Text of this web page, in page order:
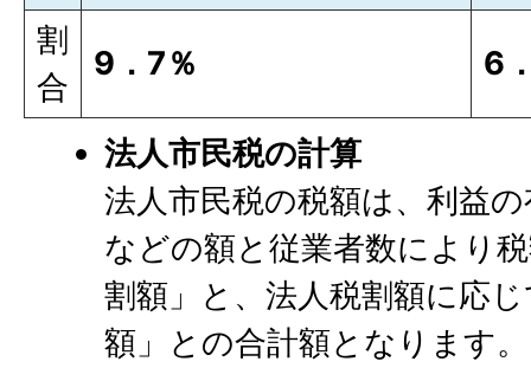
割
合
9．7％ 6
法人市民税の計算
法人市民税の税額は、利益
などの額と従業者数により
割額」と、法人税割額に応
額」との合計額となります。